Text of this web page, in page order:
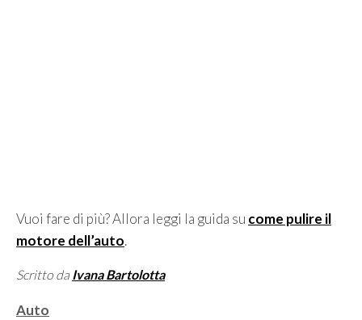
Vuoi fare di più? Allora leggi la guida su come pulire il
motore dell’auto.
Scritto da Ivana Bartolotta
Categorie
Auto